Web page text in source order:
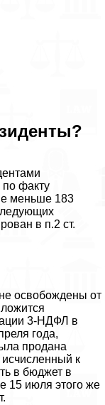
по факту
меньше 183
в п.2 ст.
освобождены от
3-НДФЛ в
года,
продана
к
в бюджет в
15 июля этого же